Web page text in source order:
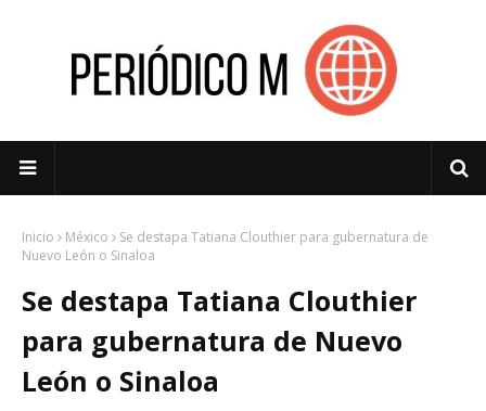
Inicio México
Se destapa Tatiana Clouthier para gubernatura de
Nuevo León o Sinaloa
Se destapa Tatiana Clouthier
para gubernatura de Nuevo
León o Sinaloa